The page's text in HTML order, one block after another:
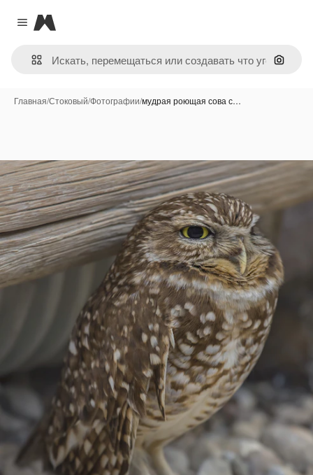
Close menu
Magnific
Поиск
Главная/Стоковый/Фотографии/мудрая роющая сова с…